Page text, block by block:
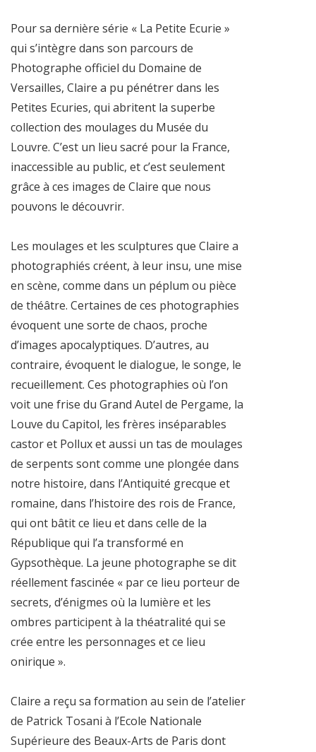
Pour sa dernière série « La Petite Ecurie »
qui s’intègre dans son parcours de
Photographe officiel du Domaine de
Versailles, Claire a pu pénétrer dans les
Petites Ecuries, qui abritent la superbe
collection des moulages du Musée du
Louvre. C’est un lieu sacré pour la France,
inaccessible au public, et c’est seulement
grâce à ces images de Claire que nous
pouvons le découvrir.
Les moulages et les sculptures que Claire a
photographiés créent, à leur insu, une mise
en scène, comme dans un péplum ou pièce
de théâtre. Certaines de ces photographies
évoquent une sorte de chaos, proche
d’images apocalyptiques. D’autres, au
contraire, évoquent le dialogue, le songe, le
recueillement. Ces photographies où l’on
voit une frise du Grand Autel de Pergame, la
Louve du Capitol, les frères inséparables
castor et Pollux et aussi un tas de moulages
de serpents sont comme une plongée dans
notre histoire, dans l’Antiquité grecque et
romaine, dans l’histoire des rois de France,
qui ont bâtit ce lieu et dans celle de la
République qui l’a transformé en
Gypsothèque. La jeune photographe se dit
réellement fascinée « par ce lieu porteur de
secrets, d’énigmes où la lumière et les
ombres participent à la théatralité qui se
crée entre les personnages et ce lieu
onirique ».
Claire a reçu sa formation au sein de l’atelier
de Patrick Tosani à l’Ecole Nationale
Supérieure des Beaux-Arts de Paris dont